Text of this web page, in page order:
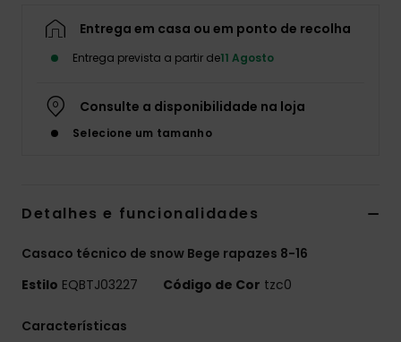
Entrega em casa ou em ponto de recolha
Entrega prevista a partir de11 Agosto
Consulte a disponibilidade na loja
Selecione um tamanho
Detalhes e funcionalidades
Casaco técnico de snow Bege rapazes 8-16
Estilo EQBTJ03227 Código de Cor tzc0
Características